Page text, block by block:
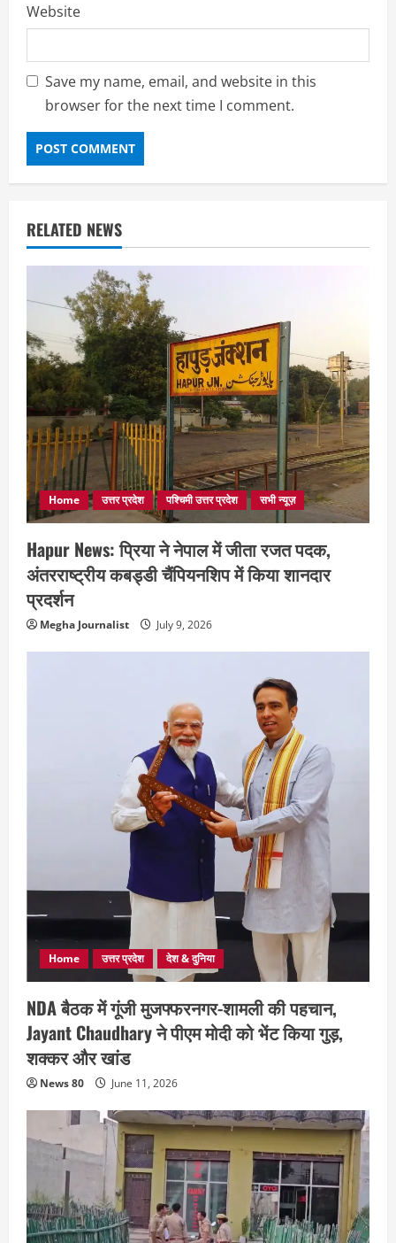
Website
Save my name, email, and website in this
browser for the next time I comment.
RELATED NEWS
Home उत्तर प्रदेश पश्चिमी उत्तर प्रदेश सभी न्यूज़
Hapur News: प्रिया ने नेपाल में जीता रजत पदक,
अंतरराष्ट्रीय कबड्डी चैंपियनशिप में किया शानदार
प्रदर्शन
Megha Journalist July 9, 2026
Home उत्तर प्रदेश देश & दुनिया
NDA बैठक में गूंजी मुजफ्फरनगर-शामली की पहचान,
Jayant Chaudhary ने पीएम मोदी को भेंट किया गुड़,
शक्कर और खांड
News 80 June 11, 2026